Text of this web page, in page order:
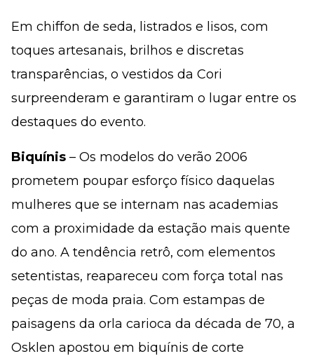
Em chiffon de seda, listrados e lisos, com
toques artesanais, brilhos e discretas
transparências, o vestidos da Cori
surpreenderam e garantiram o lugar entre os
destaques do evento.
Biquínis – Os modelos do verão 2006
prometem poupar esforço físico daquelas
mulheres que se internam nas academias
com a proximidade da estação mais quente
do ano. A tendência retrô, com elementos
setentistas, reapareceu com força total nas
peças de moda praia. Com estampas de
paisagens da orla carioca da década de 70, a
Osklen apostou em biquínis de corte